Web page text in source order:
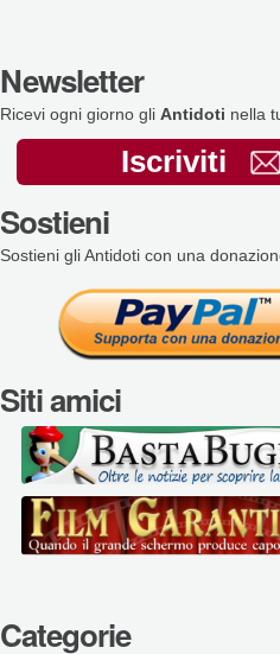
Newsletter
Ricevi ogni giorno gli Antidoti nella
Iscriviti
Sostieni
Sostieni gli Antidoti con una
Siti amici
Categorie